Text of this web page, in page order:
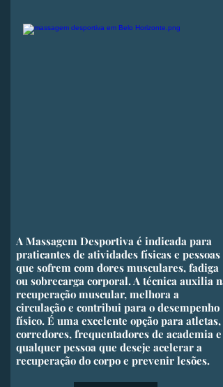
​A Massagem Desportiva é indicada para
praticantes de atividades físicas e pessoas
que sofrem com dores musculares, fadiga
ou sobrecarga corporal. A técnica auxilia na
recuperação muscular, melhora a
circulação e contribui para o desempenho
físico. É uma excelente opção para atletas,
corredores, frequentadores de academia e
qualquer pessoa que deseje acelerar a
recuperação do corpo e prevenir lesões.